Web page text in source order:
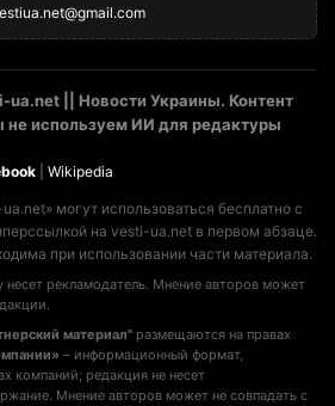
ua.net || Новости Украины. Контент
используем ИИ для редактуры
Wikipedia
могут использоваться бесплатно с
на vesti-ua.net в первом абзаце.
при использовании части материала.
несет рекламодатель. Мнение авторов может
материал" размещаются на правах
– информационный формат,
компаний; редакция не несет
Мнение авторов может не совпадать с